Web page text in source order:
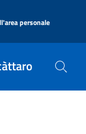
personale